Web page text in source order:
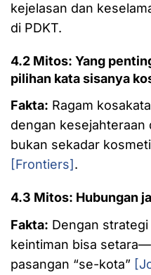
kejelasan dan
di PDKT.
4.2 Mitos: Yang
pilihan kata sisanya
Fakta: Ragam
dengan
bukan sekadar
[Frontiers] .
4.3 Mitos: Hubungan
Fakta: Dengan
keintiman bisa
pasangan “se-kota”